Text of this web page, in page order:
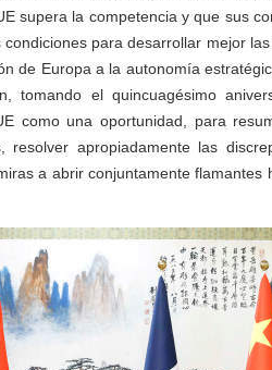
supera la competencia y que sus
para desarrollar mejor
de Europa a la autonomía
tomando el quincuagésimo
como una oportunidad, para
resolver apropiadamente las
a abrir conjuntamente flamantes